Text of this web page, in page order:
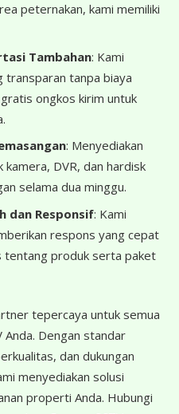
peternakan, kami memiliki
Tambahan: Kami
transparan tanpa biaya
ongkos kirim untuk
: Menyediakan
DVR, dan hardisk
selama dua minggu.
dan Responsif: Kami
respons yang cepat
tentang produk serta paket
tepercaya untuk semua
Anda. Dengan standar
dan dukungan
menyediakan solusi
properti Anda. Hubungi